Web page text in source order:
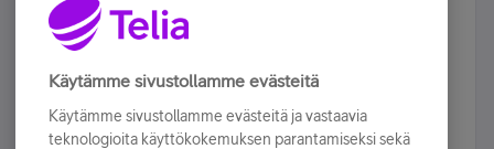
Älä jää paitsi – osallistu ja voita!
Tilaa Telian uutiskirje ja olet mukana arvonnassa.
sähköpostiisi.
Käytämme sivustollamme evästeitä
Käytämme sivustollamme evästeitä ja vastaavia
teknologioita käyttökokemuksen parantamiseksi sekä